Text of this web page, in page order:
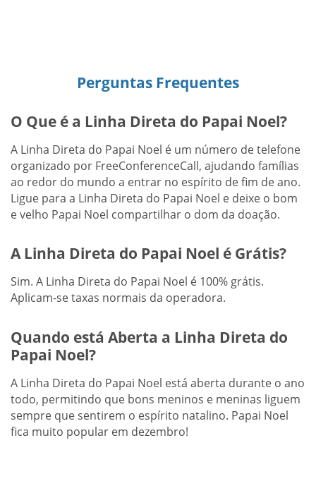
Perguntas Frequentes
O Que é a Linha Direta do Papai Noel?
A Linha Direta do Papai Noel é um número de telefone
organizado por FreeConferenceCall, ajudando famílias
ao redor do mundo a entrar no espírito de fim de ano.
Ligue para a Linha Direta do Papai Noel e deixe o bom
e velho Papai Noel compartilhar o dom da doação.
A Linha Direta do Papai Noel é Grátis?
Sim. A Linha Direta do Papai Noel é 100% grátis.
Aplicam-se taxas normais da operadora.
Quando está Aberta a Linha Direta do
Papai Noel?
A Linha Direta do Papai Noel está aberta durante o ano
todo, permitindo que bons meninos e meninas liguem
sempre que sentirem o espírito natalino. Papai Noel
fica muito popular em dezembro!